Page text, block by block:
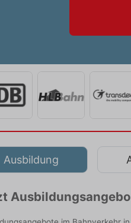
Ausbildung